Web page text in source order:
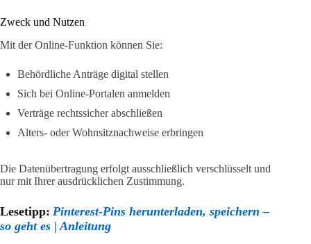
Zweck und Nutzen
Mit der Online-Funktion können Sie:
Behördliche Anträge digital stellen
Sich bei Online-Portalen anmelden
Verträge rechtssicher abschließen
Alters- oder Wohnsitznachweise erbringen
Die Datenübertragung erfolgt ausschließlich verschlüsselt und
nur mit Ihrer ausdrücklichen Zustimmung.
Lesetipp: Pinterest-Pins herunterladen, speichern –
so geht es | Anleitung